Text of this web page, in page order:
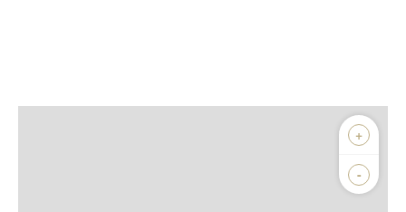
+
-
Biens vendus